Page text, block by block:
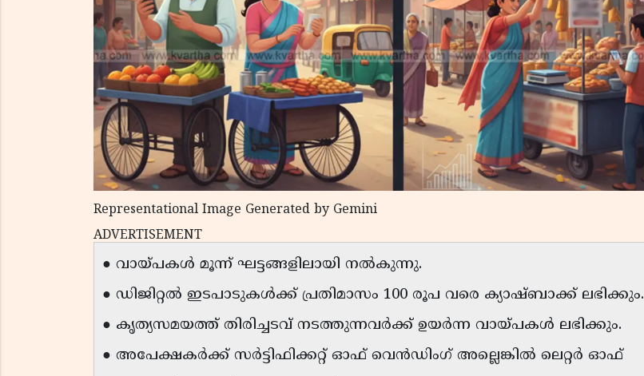
Representational Image Generated by Gemini
ADVERTISEMENT
● വായ്പകൾ മൂന്ന് ഘട്ടങ്ങളിലായി നൽകുന്നു.
● ഡിജിറ്റൽ ഇടപാടുകൾക്ക് പ്രതിമാസം 100 രൂപ വരെ ക്യാഷ്ബാക്ക് ലഭിക്കും.
● കൃത്യസമയത്ത് തിരിച്ചടവ് നടത്തുന്നവർക്ക് ഉയർന്ന വായ്പകൾ ലഭിക്കും.
● അപേക്ഷകർക്ക് സർട്ടിഫിക്കറ്റ് ഓഫ് വെൻഡിംഗ് അല്ലെങ്കിൽ ലെറ്റർ ഓഫ്